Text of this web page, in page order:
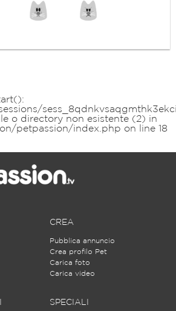
o directory non esistente (2) in
petpassion/index.php on line 18
CREA
Pubblica annuncio
Crea profilo Pet
Carica foto
Carica video
SPECIALI